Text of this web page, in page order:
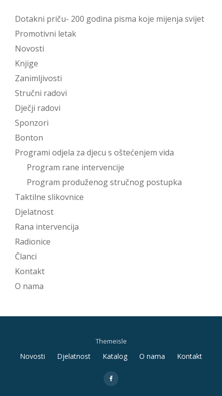
Dotakni priču- 200 godina pisma koje mijenja svijet
Promotivni letak
Novosti
Knjige
Zanimljivosti
Stručni radovi
Dječji radovi
Sponzori
Bonton
Programi odjela za djecu s oštećenjem vida
Program rane intervencije
Program produženog stručnog postupka
Taktilne slikovnice
Djelatnost
Rana intervencija
Radionice
Članci
Kontakt
O nama
Themeisle
Secondary
Novosti Djelatnost Katalog O nama Kontakt
fa-
facebook